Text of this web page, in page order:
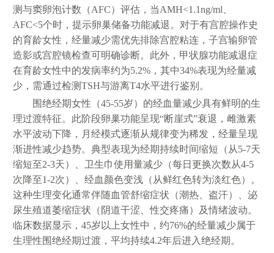
测与窦卵泡计数（AFC）评估，当AMH<1.1ng/ml、
AFC<5个时，提示卵巢储备功能减退。对于有宫腔操作史
的育龄女性，经量减少需优先排除宫腔粘连，子宫输卵管
造影或宫腔镜检查可明确诊断。此外，甲状腺功能减退症
在育龄女性中的发病率约为5.2%，其中34%表现为经量减
少，需通过检测TSH与游离T4水平进行鉴别。
围绝经期女性（45-55岁）的经血量减少具有鲜明的生
理过渡特征。此阶段卵巢功能呈现“断崖式”衰退，雌激素
水平波动下降，月经模式逐渐从规律变为稀发，经量呈现
渐进性减少趋势。典型表现为经期持续时间缩短（从5-7天
缩短至2-3天）、卫生巾使用量减少（每日更换次数从4-5
次降至1-2次）、经血颜色变浅（从鲜红色转为淡红色）。
这种生理变化通常伴随血管舒缩症状（潮热、盗汗）、泌
尿生殖道萎缩症状（阴道干涩、性交疼痛）及情绪波动。
临床数据显示，45岁以上女性中，约76%的经量减少属于
生理性围绝经期过渡，平均持续4.2年后进入绝经期。